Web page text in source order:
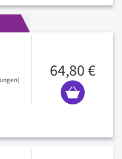
64,80 €